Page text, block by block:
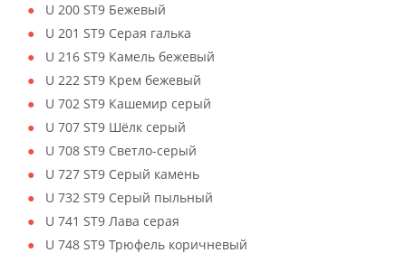
U 200 ST9 Бежевый
U 201 ST9 Серая галька
U 216 ST9 Камель бежевый
U 222 ST9 Крем бежевый
U 702 ST9 Кашемир серый
U 707 ST9 Шёлк серый
U 708 ST9 Светло-серый
U 727 ST9 Серый камень
U 732 ST9 Серый пыльный
U 741 ST9 Лава серая
U 748 ST9 Трюфель коричневый